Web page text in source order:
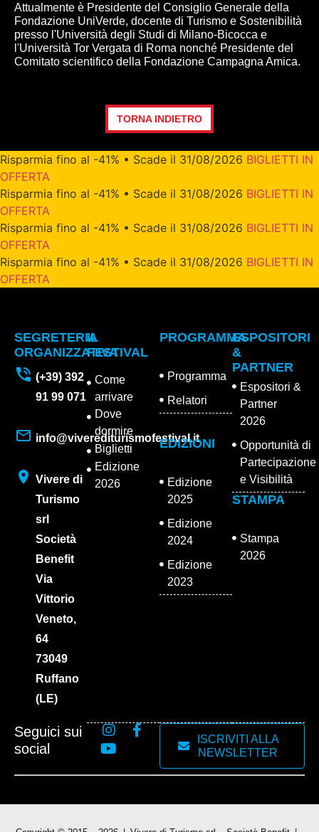
Attualmente è Presidente del Consiglio Generale della
Fondazione UniVerde, docente di Turismo e Sostenibilità
presso l'Università degli Studi di Milano-Bicocca e
l'Università Tor Vergata di Roma nonché Presidente del
Comitato scientifico della Fondazione Campagna Amica.
TORNA INDIETRO
Risparmia fino al -41% • Scade il 31/08/2026 BIGLIETTI IN
OFFERTA
Risparmia fino al -41% • Scade il 31/08/2026 BIGLIETTI IN
OFFERTA
Risparmia fino al -41% • Scade il 31/08/2026 BIGLIETTI IN
OFFERTA
Risparmia fino al -41% • Scade il 31/08/2026 BIGLIETTI IN
OFFERTA
SEGRETERIA
ORGANIZZATIVA
(+39) 392
91 99 071
info@viverediturismofestival.it
Vivere di
Turismo
srl
Società
Benefit
Via
Vittorio
Veneto,
64
73049
Ruffano
(LE)
IL
FESTIVAL
Come
arrivare
Dove
dormire
Biglietti
Edizione
2026
PROGRAMMA
Programma
Relatori
EDIZIONI
Edizione
2025
Edizione
2024
Edizione
2023
ESPOSITORI
&
PARTNER
Espositori &
Partner
2026
Opportunità di
Partecipazione
e Visibilità
STAMPA
Stampa
2026
Seguici sui
social
ISCRIVITI ALLA
NEWSLETTER